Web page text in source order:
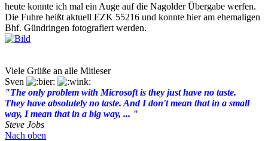
heute konnte ich mal ein Auge auf die Nagolder Übergabe werfen.
Die Fuhre heißt aktuell EZK 55216 und konnte hier am ehemaligen
Bhf. Gündringen fotografiert werden.
Viele Grüße an alle Mitleser
Sven
"The only problem with Microsoft is they just have no taste.
They have absolutely no taste. And I don't mean that in a small
way, I mean that in a big way, ... "
Steve Jobs
Nach oben